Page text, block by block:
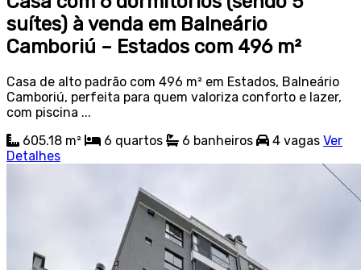
suítes) à venda em Balneário
Camboriú – Estados com 496 m²
Casa de alto padrão com 496 m² em Estados, Balneário
Camboriú, perfeita para quem valoriza conforto e lazer,
com piscina ...
605.18 m²
6 quartos 6 banheiros 4 vagas Ver
Detalhes